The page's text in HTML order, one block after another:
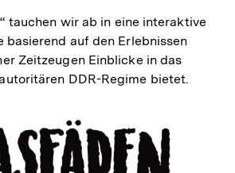
tauchen wir ab in eine interaktive
basierend auf den Erlebnissen
Zeitzeugen Einblicke in das
DDR-Regime bietet.